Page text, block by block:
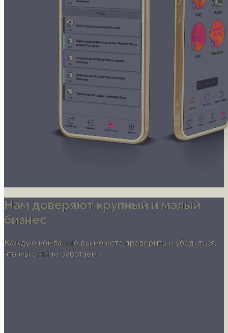
Нам доверяют крупный и малый
бизнес
Каждую компанию вы можете проверить и убедиться,
что мы с ними работаем